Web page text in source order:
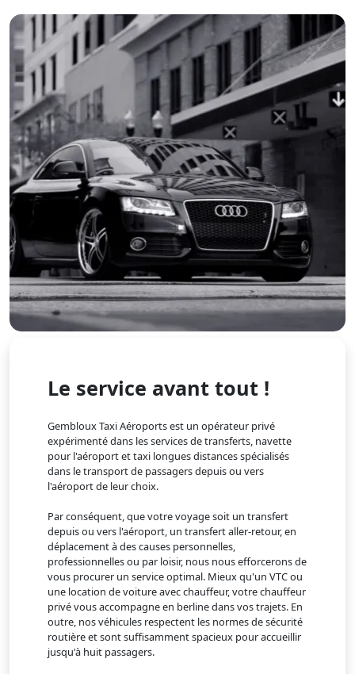
Le service avant tout !
Gembloux Taxi Aéroports est un opérateur privé
expérimenté dans les services de transferts, navette
pour l'aéroport et taxi longues distances spécialisés
dans le transport de passagers depuis ou vers
l'aéroport de leur choix.
Par conséquent, que votre voyage soit un transfert
depuis ou vers l'aéroport, un transfert aller-retour, en
déplacement à des causes personnelles,
professionnelles ou par loisir, nous nous efforcerons de
vous procurer un service optimal. Mieux qu'un VTC ou
une location de voiture avec chauffeur, votre chauffeur
privé vous accompagne en berline dans vos trajets. En
outre, nos véhicules respectent les normes de sécurité
routière et sont suffisamment spacieux pour accueillir
jusqu'à huit passagers.